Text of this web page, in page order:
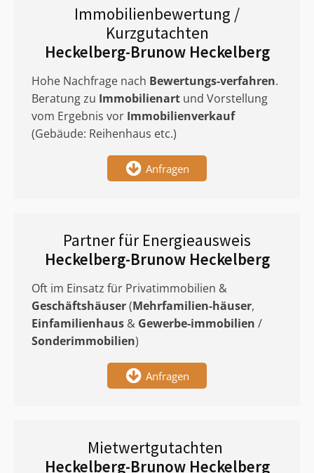
Immobilienbewertung /
Kurzgutachten
Heckelberg-Brunow Heckelberg
Hohe Nachfrage nach Bewertungs-verfahren.
Beratung zu Immobilienart und Vorstellung
vom Ergebnis vor Immobilienverkauf
(Gebäude: Reihenhaus etc.)
Anfragen
Partner für Energieausweis
Heckelberg-Brunow Heckelberg
Oft im Einsatz für Privatimmobilien &
Geschäftshäuser(Mehrfamilien-häuser,
Einfamilienhaus & Gewerbe-immobilien /
Sonderimmobilien)
Anfragen
Mietwertgutachten
Heckelberg-Brunow Heckelberg